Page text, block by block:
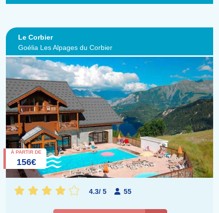
Le Corbier
Goélia Les Alpages du Corbier
À PARTIR DE
156€
4.3/ 5 55